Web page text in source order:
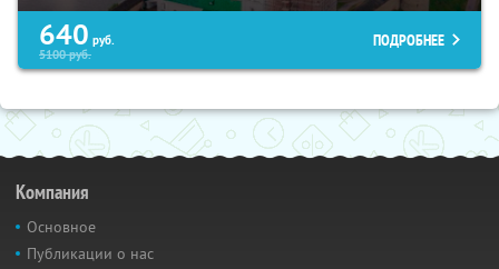
640 руб.
5100руб.
ПОДРОБНЕЕ
Компания
Основное
Публикации о нас